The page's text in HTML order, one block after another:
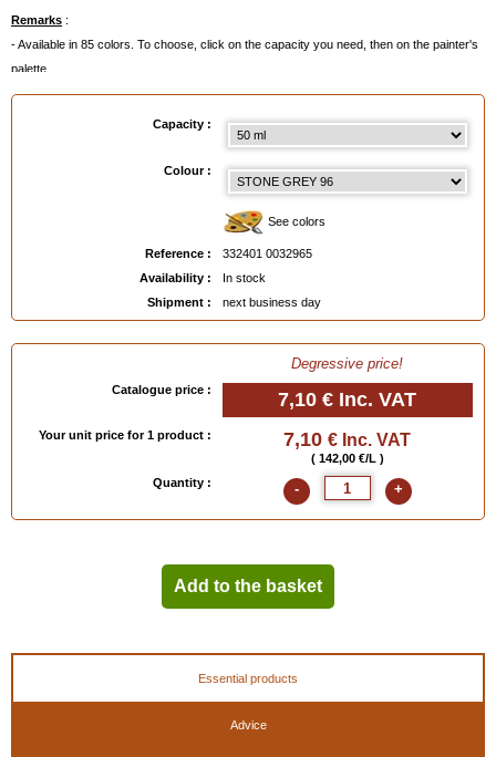
Remarks :
- Available in 85 colors. To choose, click on the capacity you need, then on the painter's
palette.
- Or even better:order a Colour Chartbelow.
: 50 ml, 500 ml, 500 ml made to order
Capacity :
Colour :
See colors
Reference :
332401 0032965
Availability :
In stock
Shipment :
next business day
Degressive price!
Catalogue price : 7,10 € Inc. VAT
Your unit price for 1 product : 7,10 € Inc. VAT
( 142,00 €/L )
Quantity :
- +
Add to the basket
Essential products
Advice